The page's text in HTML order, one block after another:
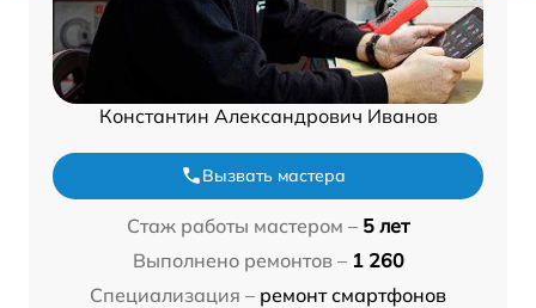
Константин Александрович Иванов
Вызвать мастера
Стаж работы мастером – 5 лет
Выполнено ремонтов – 1 260
Специализация – ремонт смартфонов